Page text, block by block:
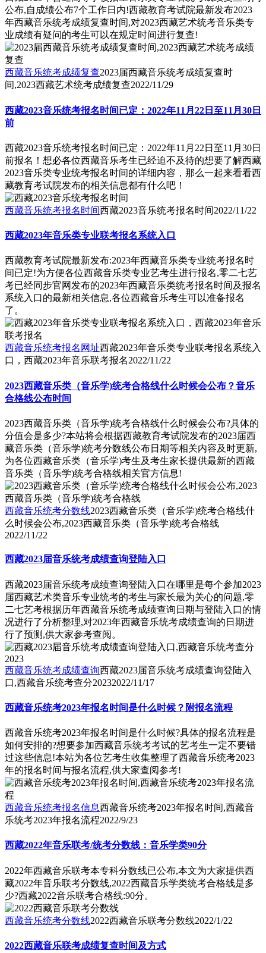
公布,自成绩公布7个工作日内!西藏教育考试院最新发布2023
年西藏音乐统考成绩复查时间,对2023西藏艺术统考音乐类专
业成绩有疑问的考生可以在规定时间进行复查!
西藏音乐统考成绩复查2023届西藏音乐统考成绩复查时
间,2023西藏艺术统考成绩复查2022/11/29
西藏2023音乐统考报名时间已定：2022年11月22日至11月30日
前
西藏2023音乐统考报名时间已定：2022年11月22日至11月30日
前报名！想必各位西藏音乐考生已经迫不及待的想要了解西藏
2023音乐类专业统考报名时间的详细内容，那么一起来看看西
藏教育考试院发布的相关信息都有什么吧！
西藏音乐统考报名时间西藏2023音乐统考报名时间2022/11/22
西藏2023年音乐类专业联考报名系统入口
西藏教育考试院最新发布:2023年西藏音乐类专业统考报名时
间已定!为方便各位西藏音乐类专业艺考生进行报名,零二七艺
考已经同步官网发布的2023年西藏音乐类统考报名时间及报名
系统入口的最新相关信息,各位西藏音乐考生可以准备报名
了。
西藏音乐统考报名网址西藏2023年音乐类专业联考报名系统入
口，西藏2023年音乐联考报名2022/11/22
2023西藏音乐类（音乐学)统考合格线什么时候会公布？音乐
合格线公布时间
2023西藏音乐类（音乐学)统考合格线什么时候会公布?具体的
分值会是多少?本站将会根据西藏教育考试院发布的2023届西
藏音乐类（音乐学)统考分数线公布日期等相关内容及时更新,
为各位西藏音乐类（音乐学)考生及考生家长提供最新的西藏
音乐类（音乐学)统考合格线相关官方信息!
西藏音乐统考分数线2023西藏音乐类（音乐学)统考合格线什
么时候会公布,2023西藏音乐类（音乐学)统考合格线
2022/11/22
西藏2023届音乐统考成绩查询登陆入口
西藏2023届音乐统考成绩查询登陆入口在哪里是每个参加2023
届西藏艺术类音乐专业统考的考生与家长最为关心的问题,零
二七艺考根据历年西藏音乐统考成绩查询日期与登陆入口的情
况进行了分析整理,对2023年西藏音乐统考成绩查询的日期进
行了预测,供大家参考查阅。
西藏音乐统考成绩查询西藏2023届音乐统考成绩查询登陆入
口,西藏音乐统考查分20232022/11/17
西藏音乐统考2023年报名时间是什么时候？附报名流程
西藏音乐统考2023年报名时间是什么时候?具体的报名流程是
如何安排的?想要参加西藏音乐统考考试的艺考生一定不要错
过这些信息!本站为各位艺考生收集整理了西藏音乐统考2023
年的报名时间与报名流程,供大家查阅参考!
西藏音乐统考报名信息西藏音乐统考2023年报名时间,西藏音
乐统考2023年报名流程2022/9/23
西藏2022年音乐联考/统考分数线：音乐学类90分
2022年西藏音乐联考本专科分数线已公布,本文为大家提供西
藏2022年音乐联考分数线,2022西藏音乐学类统考合格线是多
少?西藏2022音乐联考合格线:90分。
西藏音乐统考分数线2022西藏音乐联考分数线2022/1/22
2022西藏音乐联考成绩复查时间及方式